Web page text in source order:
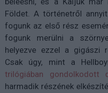
Földet. A történetről
fogunk az első rész
fogunk merülni a
helyezve ezzel a gigászi
Csak úgy, mint a
trilógiában gondolkodott
harmadik részének